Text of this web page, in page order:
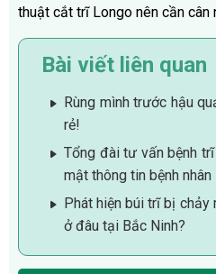
thuật cắt trĩ Longo nên cần cân
Bài viết liên quan
Rùng mình trước hậu
rẻ!
Tổng đài tư vấn bệnh
mật thông tin bệnh nhân
Phát hiện búi trĩ bị chảy
ở đâu tại Bắc Ninh?